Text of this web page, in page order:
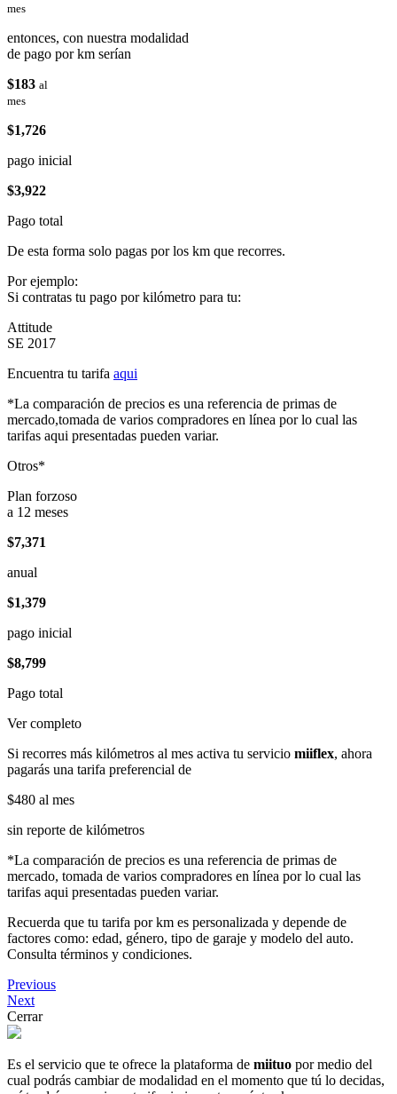
mes
entonces, con nuestra modalidad
de pago por km serían
$183 al
mes
$1,726
pago inicial
$3,922
Pago total
De esta forma solo pagas por los km que recorres.
Por ejemplo:
Si contratas tu pago por kilómetro para tu:
Attitude
SE 2017
Encuentra tu tarifa aqui
*La comparación de precios es una referencia de primas de
mercado,tomada de varios compradores en línea por lo cual las
tarifas aqui presentadas pueden variar.
Otros*
Plan forzoso
a 12 meses
$7,371
anual
$1,379
pago inicial
$8,799
Pago total
Ver completo
Si recorres más kilómetros al mes activa tu servicio miiflex, ahora
pagarás una tarifa preferencial de
$480 al mes
sin reporte de kilómetros
*La comparación de precios es una referencia de primas de
mercado, tomada de varios compradores en línea por lo cual las
tarifas aqui presentadas pueden variar.
Recuerda que tu tarifa por km es personalizada y depende de
factores como: edad, género, tipo de garaje y modelo del auto.
Consulta términos y condiciones.
Previous
Next
Cerrar
Es el servicio que te ofrece la plataforma de miituo por medio del
cual podrás cambiar de modalidad en el momento que tú lo decidas,